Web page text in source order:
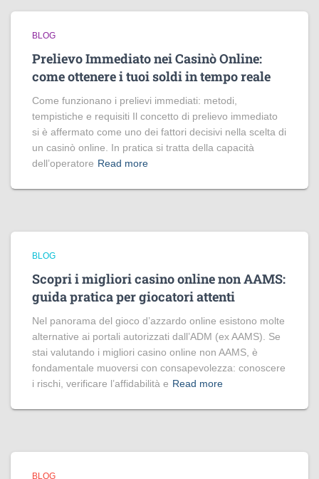
BLOG
Prelievo Immediato nei Casinò Online:
come ottenere i tuoi soldi in tempo reale
Come funzionano i prelievi immediati: metodi,
tempistiche e requisiti Il concetto di prelievo immediato
si è affermato come uno dei fattori decisivi nella scelta di
un casinò online. In pratica si tratta della capacità
dell’operatore Read more
BLOG
Scopri i migliori casino online non AAMS:
guida pratica per giocatori attenti
Nel panorama del gioco d’azzardo online esistono molte
alternative ai portali autorizzati dall’ADM (ex AAMS). Se
stai valutando i migliori casino online non AAMS, è
fondamentale muoversi con consapevolezza: conoscere
i rischi, verificare l’affidabilità e Read more
BLOG